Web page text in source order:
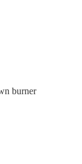
burner